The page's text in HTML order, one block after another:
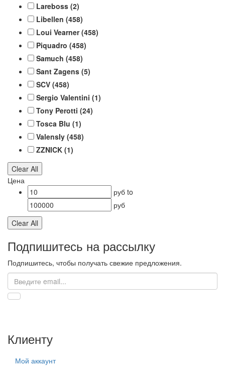
Lareboss (2)
Libellen (458)
Loui Vearner (458)
Piquadro (458)
Samuch (458)
Sant Zagens (5)
SCV (458)
Sergio Valentini (1)
Tony Perotti (24)
Tosca Blu (1)
ValensIy (458)
ZZNICK (1)
Clear All
Цена
руб to
руб
Clear All
Подпишитесь на рассылку
Подпишитесь, чтобы получать свежие предложения.
Клиенту
Мой аккаунт